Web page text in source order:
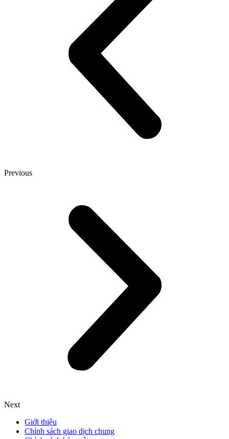
Previous
Next
Giới thiệu
Chính sách giao dịch chung